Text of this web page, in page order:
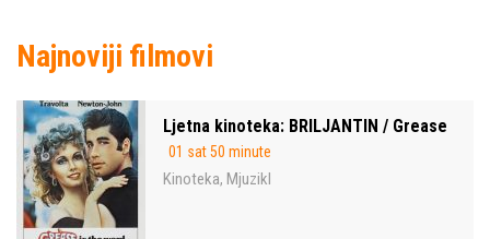
Najnoviji filmovi
Ljetna kinoteka: BRILJANTIN / Grease
01 sat 50 minute
Kinoteka, Mjuzikl